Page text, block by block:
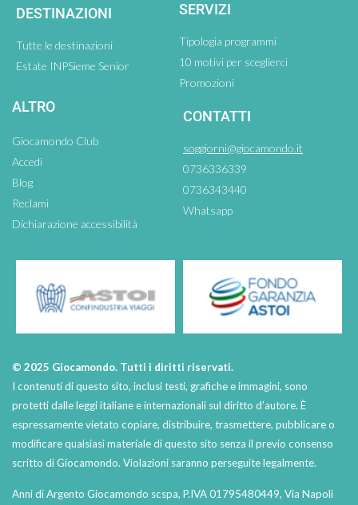
DESTINAZIONI
Tutte le destinazioni
Estate INPSieme Senior
SERVIZI
Tipologia programmi
10 motivi per sceglierci
Promozioni
ALTRO
Giocamondo Club
Accedi
Blog
Reclami
Dichiarazione accessibilità
CONTATTI
soggiorni@giocamondo.it
0736336339
0736343440
Whatsapp
© 2025 Giocamondo. Tutti i diritti riservati.
I contenuti di questo sito, inclusi testi, grafiche e immagini, sono
protetti dalle leggi italiane e internazionali sul diritto d’autore. È
espressamente vietato copiare, distribuire, trasmettere, pubblicare o
modificare qualsiasi materiale di questo sito senza il previo consenso
scritto di Giocamondo. Violazioni saranno perseguite legalmente.
Anni di Argento Giocamondo scspa, P.IVA 01795480449, Via Napoli